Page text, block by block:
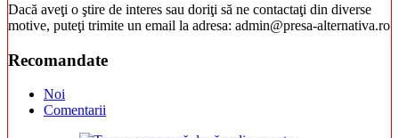
Dacă aveţi o ştire de interes sau doriţi să ne contactaţi din diverse
motive, puteţi trimite un email la adresa: admin@presa-alternativa.ro
Recomandate
Noi
Comentarii